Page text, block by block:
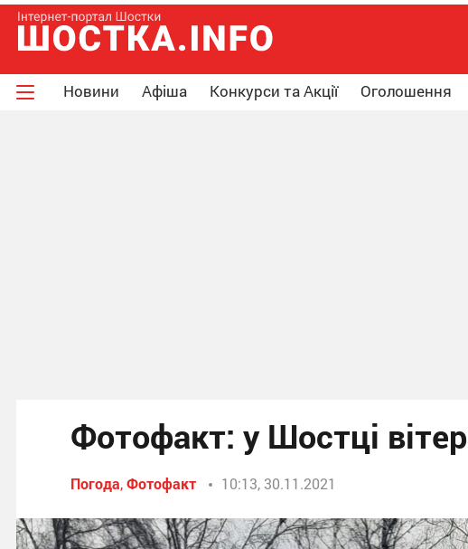
Новини Афіша Конкурси та Акції Оголошення
Фотофакт: у Шостці
Погода,Фотофакт 10:13, 30.11.2021